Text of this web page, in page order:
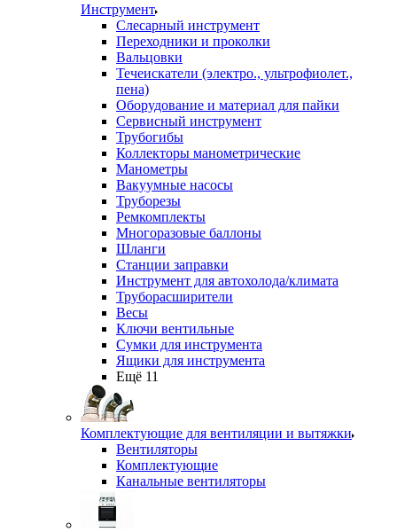
Инструмент
Слесарный инструмент
Переходники и проколки
Вальцовки
Течеискатели (электро., ультрофиолет.,
пена)
Оборудование и материал для пайки
Сервисный инструмент
Трубогибы
Коллекторы манометрические
Манометры
Вакуумные насосы
Труборезы
Ремкомплекты
Многоразовые баллоны
Шланги
Станции заправки
Инструмент для автохолода/климата
Труборасширители
Весы
Ключи вентильные
Сумки для инструмента
Ящики для инструмента
Ещё 11
Комплектующие для вентиляции и вытяжки
Вентиляторы
Комплектующие
Канальные вентиляторы